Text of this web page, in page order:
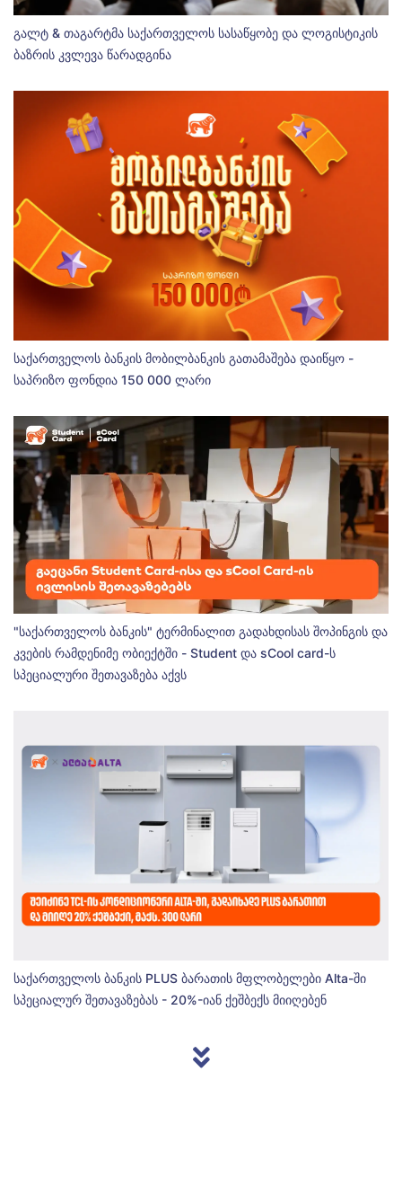
გალტ & თაგარტმა საქართველოს სასაწყობე და ლოგისტიკის
ბაზრის კვლევა წარადგინა
საქართველოს ბანკის მობილბანკის გათამაშება დაიწყო -
საპრიზო ფონდია 150 000 ლარი
"საქართველოს ბანკის" ტერმინალით გადახდისას შოპინგის და
კვების რამდენიმე ობიექტში - Student და sCool card-ს
სპეციალური შეთავაზება აქვს
საქართველოს ბანკის PLUS ბარათის მფლობელები Alta-ში
სპეციალურ შეთავაზებას - 20%-იან ქეშბექს მიიღებენ